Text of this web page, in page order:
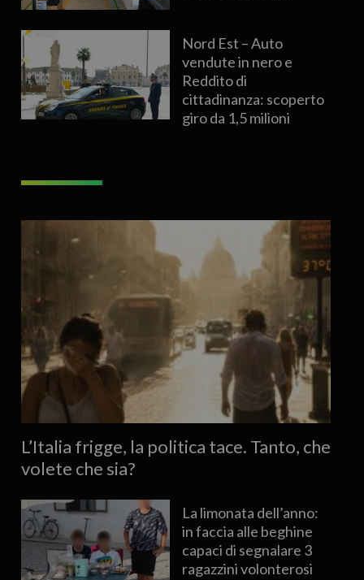
Nord Est – Auto
vendute in nero e
Reddito di
cittadinanza: scoperto
giro da 1,5 milioni
L’Italia frigge, la politica tace. Tanto, che
volete che sia?
La limonata dell’anno:
in faccia alle beghine
capaci di segnalare 3
ragazzini volonterosi